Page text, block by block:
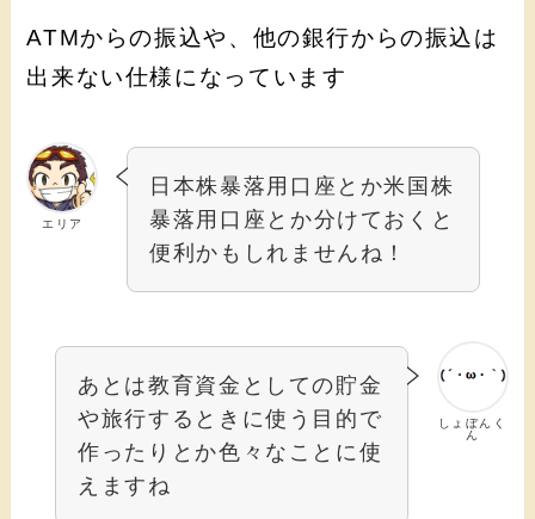
ATMからの振込や、他の銀行からの振込は
出来ない仕様になっています
エリア
日本株暴落用口座とか米国株
暴落用口座とか分けておくと
便利かもしれませんね！
しょぼんく
ん
あとは教育資金としての貯金
や旅行するときに使う目的で
作ったりとか色々なことに使
えますね